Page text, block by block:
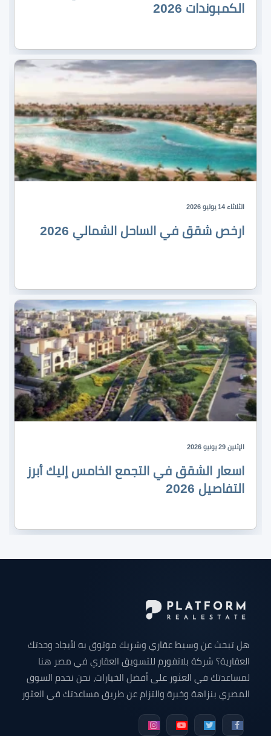
الكمبوندات 2026
الثلاثاء 14 يوليو 2026
ارخص شقق في الساحل الشمالي 2026
الإثنين 29 يونيو 2026
اسعار الشقق في التجمع الخامس إليك أبرز
التفاصيل 2026
هل تبحث عن وسيط عقاري وشريك موثوق به لأيجاد وحدتك
العقارية؟ شركة بلاتفورم للتسويق العقاري في مصر هنا
لمساعدتك في العثور على أفضل الخيارات، نحن نخدم السوق
المصري بنزاهة وخبرة والتزام عن طريق مساعدتك في العثور
دوبلكس للبيع - فيلا للبيع - محل تجاري - مكتب إداري - عيادة